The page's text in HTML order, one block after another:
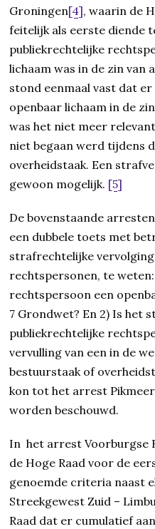
Groningen[4], waarin de
feitelijk als eerste diende
publiekrechtelijke
lichaam was in de zin van
stond eenmaal vast dat er
openbaar lichaam in de
was het niet meer
niet begaan werd tijdens
overheidstaak. Een
gewoon mogelijk. [5]
De bovenstaande
een dubbele toets met
strafrechtelijke
rechtspersonen, te
rechtspersoon een
7 Grondwet? En 2) Is het
publiekrechtelijke
vervulling van een in de
bestuurstaak of
kon tot het arrest
worden beschouwd.
In het arrest Voorburgse
de Hoge Raad voor de
genoemde criteria naast
Streekgewest Zuid –
Raad dat er cumulatief